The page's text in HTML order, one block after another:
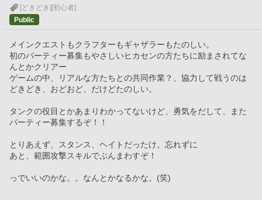
[どきどき] [初心者]
Public
メインクエストもクラフターもギャザラーもたのしい。
初のパーティー募集もやさしいヒカセンの方たちに励まされてな
んとかクリアー
ゲームの中、リアルな方たちとの共同作業？、協力して戦うのは
どきどき、おどおど、だけどたのしい。
タンクの役目とかあまりわかってないけど、勇気をだして、また
パーティー募集するぞ！！
とりあえず、スタンス、ヘイトだったけ。忘れずに
あと、範囲攻撃スキルでぶんまわすぞ！
っでいいのかな。。なんとかなるかな。(笑)